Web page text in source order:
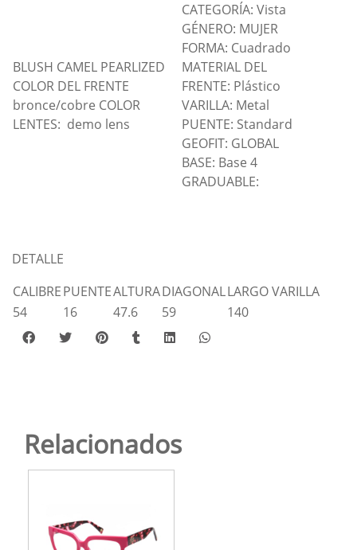
BLUSH CAMEL PEARLIZED
COLOR DEL FRENTE
bronce/cobre COLOR
LENTES: demo lens
CATEGORÍA: Vista
GÉNERO: MUJER
FORMA: Cuadrado
MATERIAL DEL
FRENTE: Plástico
VARILLA: Metal
PUENTE: Standard
GEOFIT: GLOBAL
BASE: Base 4
GRADUABLE:
DETALLE
CALIBREPUENTEALTURADIAGONALLARGO VARILLA
54
16 47.6 59 140
Relacionados